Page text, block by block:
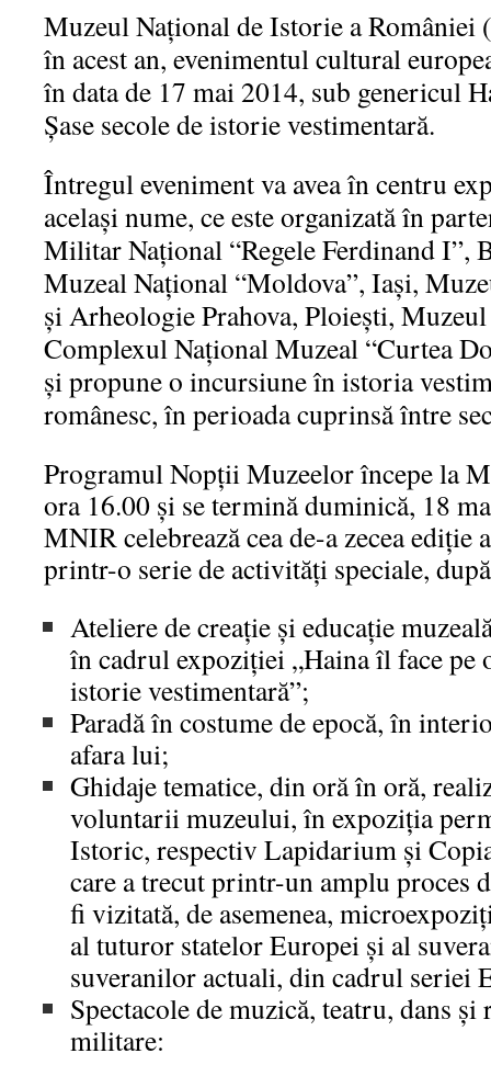
Muzeul Național de Istorie a României
în acest an, evenimentul cultural
în data de 17 mai 2014, sub genericul
Șase secole de istorie vestimentară.
Întregul eveniment va avea în centru
același nume, ce este organizată în
Militar Naţional “Regele Ferdinand I”,
Muzeal Naţional “Moldova”, Iaşi,
şi Arheologie Prahova, Ploiești,
Complexul Naţional Muzeal “Curtea
și propune o incursiune în istoria
românesc, în perioada cuprinsă între
Programul Nopții Muzeelor începe la
ora 16.00 și se termină duminică, 18
MNIR celebrează cea de-a zecea
printr-o serie de activități speciale,
Ateliere de creaţie şi educaţie
în cadrul expoziţiei „Haina îl face pe
istorie vestimentară”;
Paradă în costume de epocă, în
afara lui;
Ghidaje tematice, din oră în oră,
voluntarii muzeului, în expoziţia
Istoric, respectiv Lapidarium şi
care a trecut printr-un amplu proces
fi vizitată, de asemenea,
al tuturor statelor Europei şi al
suveranilor actuali, din cadrul seriei
Spectacole de muzică, teatru, dans
militare: